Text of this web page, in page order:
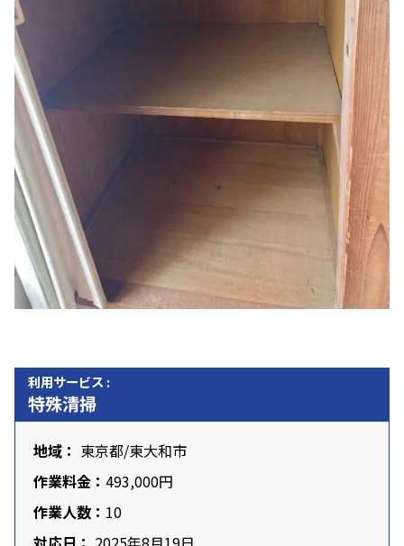
利用サービス :
特殊清掃
地域： 東京都/東大和市
作業料金： 493,000円
作業人数： 10